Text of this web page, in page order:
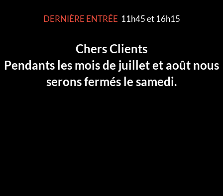
DERNIÈRE ENTRÉE 11h45 et 16h15
Chers Clients
Pendants les mois de juillet et août nous
serons fermés le samedi.